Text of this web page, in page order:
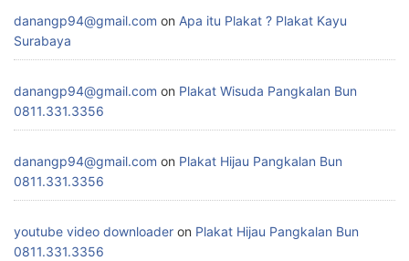
danangp94@gmail.com on Apa itu Plakat ? Plakat Kayu
Surabaya
danangp94@gmail.com on Plakat Wisuda Pangkalan Bun
0811.331.3356
danangp94@gmail.com on Plakat Hijau Pangkalan Bun
0811.331.3356
youtube video downloader on Plakat Hijau Pangkalan Bun
0811.331.3356